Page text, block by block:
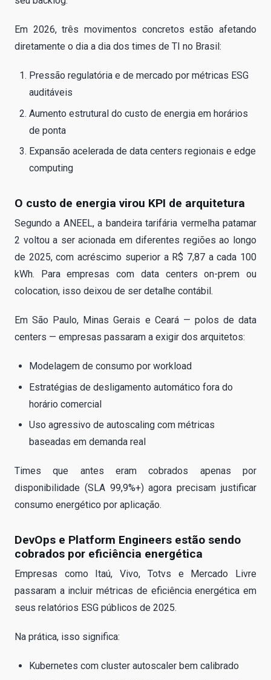
Em 2026, três movimentos concretos estão afetando
diretamente o dia a dia dos times de TI no Brasil:
Pressão regulatória e de mercado por métricas ESG
auditáveis
Aumento estrutural do custo de energia em horários
de ponta
Expansão acelerada de data centers regionais e edge
computing
O custo de energia virou KPI de arquitetura
Segundo a ANEEL, a bandeira tarifária vermelha patamar
2 voltou a ser acionada em diferentes regiões ao longo
de 2025, com acréscimo superior a R$ 7,87 a cada 100
kWh. Para empresas com data centers on-prem ou
colocation, isso deixou de ser detalhe contábil.
Em São Paulo, Minas Gerais e Ceará — polos de data
centers — empresas passaram a exigir dos arquitetos:
Modelagem de consumo por workload
Estratégias de desligamento automático fora do
horário comercial
Uso agressivo de autoscaling com métricas
baseadas em demanda real
Times que antes eram cobrados apenas por
disponibilidade (SLA 99,9%+) agora precisam justificar
consumo energético por aplicação.
DevOps e Platform Engineers estão sendo
cobrados por eficiência energética
Empresas como Itaú, Vivo, Totvs e Mercado Livre
passaram a incluir métricas de eficiência energética em
seus relatórios ESG públicos de 2025.
Na prática, isso significa:
Kubernetes com cluster autoscaler bem calibrado